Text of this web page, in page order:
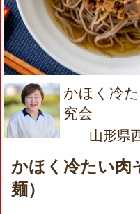
かほく冷
究会
山形県
かほく冷たい肉
麺）